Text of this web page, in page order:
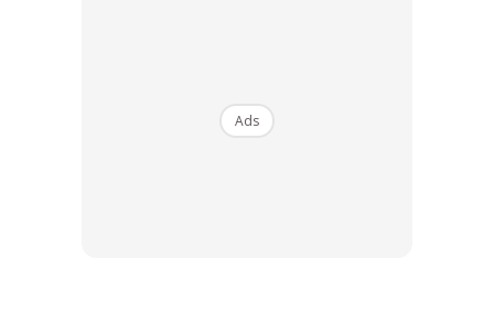
Ads